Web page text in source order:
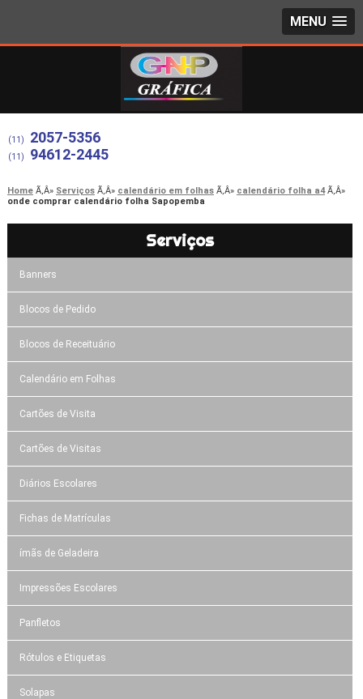
MENU
(11) 2057-5356
(11) 94612-2445
Home Serviços calendário em folhas
calendário folha a4
onde comprar calendário folha Sapopemba
Serviços
Banners
Blocos de Pedido
Blocos de Receituário
Calendário em Folhas
Cartões de Visita
Cartões de Visitas
Diários Escolares
Fichas de Matrículas
ímãs de Geladeira
Impressões Escolares
Panfletos
Rótulos e Etiquetas
Solapas